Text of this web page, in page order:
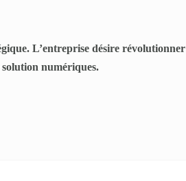
L’entreprise désire révolutionner
solution numériques.